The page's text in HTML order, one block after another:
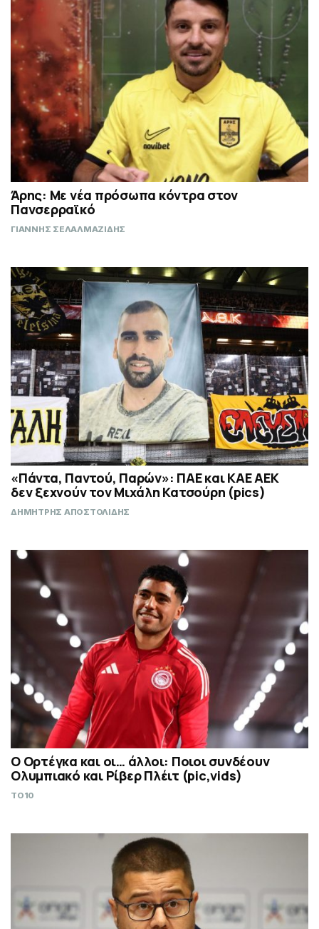
Άρης: Με νέα πρόσωπα κόντρα στον
Πανσερραϊκό
ΓΙΑΝΝΗΣ ΣΕΛΑΛΜΑΖΙΔΗΣ
«Πάντα, Παντού, Παρών»: ΠΑΕ και ΚΑΕ ΑΕΚ
δεν ξεχνούν τον Μιχάλη Κατσούρη (pics)
ΔΗΜΗΤΡΗΣ ΑΠΟΣΤΟΛΙΔΗΣ
Ο Ορτέγκα και οι… άλλοι: Ποιοι συνδέουν
Ολυμπιακό και Ρίβερ Πλέιτ (pic,vids)
TO10